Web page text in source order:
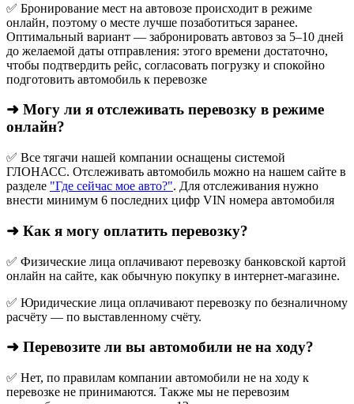
✅ Бронирование мест на автовозе происходит в режиме
онлайн, поэтому о месте лучше позаботиться заранее.
Оптимальный вариант — забронировать автовоз за 5–10 дней
до желаемой даты отправления: этого времени достаточно,
чтобы подтвердить рейс, согласовать погрузку и спокойно
подготовить автомобиль к перевозке
➜ Могу ли я отслеживать перевозку в режиме
онлайн?
✅ Все тягачи нашей компании оснащены системой
ГЛОНАСС. Отслеживать автомобиль можно на нашем сайте в
разделе "Где сейчас мое авто?". Для отслеживания нужно
внести минимум 6 последних цифр VIN номера автомобиля
➜ Как я могу оплатить перевозку?
✅ Физические лица оплачивают перевозку банковской картой
онлайн на сайте, как обычную покупку в интернет‑магазине.
✅ Юридические лица оплачивают перевозку по безналичному
расчёту — по выставленному счёту.
➜ Перевозите ли вы автомобили не на ходу?
✅ Нет, по правилам компании автомобили не на ходу к
перевозке не принимаются. Также мы не перевозим